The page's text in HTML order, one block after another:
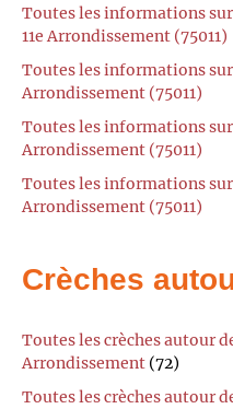
Toutes les informations
11e Arrondissement (75011)
Toutes les informations
Arrondissement (75011)
Toutes les informations sur
Arrondissement (75011)
Toutes les informations sur
Arrondissement (75011)
Crèches
Toutes les crèches autour
Arrondissement (72)
Toutes les crèches autour